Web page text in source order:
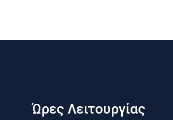
Ώρες Λειτουργίας